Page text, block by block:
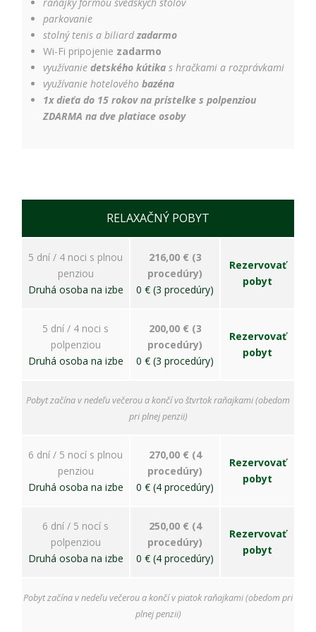
parkovanie
stolný tenis a biliardzadarmo
Wi-Fi pripojenie zadarmo
využívanie detského kútika s hračkami a rozprávkami
využívanie hotelového bazéna
1x dieťa do 15 rokov na prístelke s polpenziou
ZDARMA na dve platiace osoby
RELAXAČNÝ POBYT
5 dní / 4 noci s plnou
penziou
Druhá osoba na izbe
216,00 € (3
procedúry)
0 € (3 procedúry)
Rezervovať
pobyt
5 dní / 4 noci s
polpenziou
Druhá osoba na izbe
200,00 € (3
procedúry)
0 € (3 procedúry)
Rezervovať
pobyt
Pobyt začína v nedeľu večerou a končí vo štvrtok raňajkami (obedom
pri plnej penzii)
6 dní / 5 nocí s plnou
penziou
Druhá osoba na izbe
270,00 € (4
procedúry)
0 € (4 procedúry)
Rezervovať
pobyt
6 dní / 5 nocí s
polpenziou
Druhá osoba na izbe
250,00 € (4
procedúry)
0 € (4 procedúry)
Rezervovať
pobyt
Pobyt začína v nedeľu večerou a končí v piatok raňajkami (obedom pri
plnej penzii)
partnermi, ako je
zobrazovanie
personalizovaných
reklám; Právny